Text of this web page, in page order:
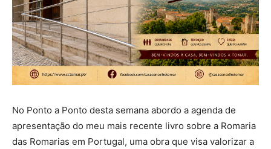
No Ponto a Ponto desta semana abordo a agenda de
apresentação do meu mais recente livro sobre a Romaria
das Romarias em Portugal, uma obra que visa valorizar a